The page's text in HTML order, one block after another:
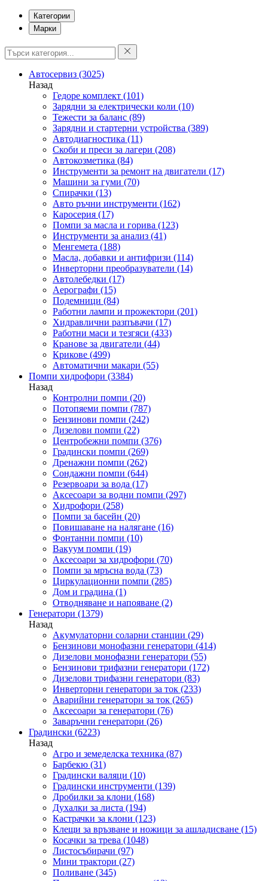
Категории
Марки
Автосервиз (3025)
Назад
Гедоре комплект (101)
Зарядни за електрически коли (10)
Тежести за баланс (89)
Зарядни и стартерни устройства (389)
Автодиагностика (11)
Скоби и преси за лагери (208)
Автокозметика (84)
Инструменти за ремонт на двигатели (17)
Машини за гуми (70)
Спирачки (13)
Авто ръчни инструменти (162)
Каросерия (17)
Помпи за масла и горива (123)
Инструменти за анализ (41)
Менгемета (188)
Масла, добавки и антифризи (114)
Инверторни преобразуватели (14)
Автолебедки (17)
Аерографи (15)
Подемници (84)
Работни лампи и прожектори (201)
Хидравлични разпъвачи (17)
Работни маси и тезгяси (433)
Кранове за двигатели (44)
Крикове (499)
Автоматични макари (55)
Помпи хидрофори (3384)
Назад
Контролни помпи (20)
Потопяеми помпи (787)
Бензинови помпи (242)
Дизелови помпи (22)
Центробежни помпи (376)
Градински помпи (269)
Дренажни помпи (262)
Сондажни помпи (644)
Резервоари за вода (17)
Аксесоари за водни помпи (297)
Хидрофори (258)
Помпи за басейн (20)
Повишаване на налягане (16)
Фонтанни помпи (10)
Вакуум помпи (19)
Аксесоари за хидрофори (70)
Помпи за мръсна вода (73)
Циркулационни помпи (285)
Дом и градина (1)
Отводняване и напояване (2)
Генератори (1379)
Назад
Акумулаторни соларни станции (29)
Бензинови монофазни генератори (414)
Дизелови монофазни генератори (55)
Бензинови трифазни генератори (172)
Дизелови трифазни генератори (83)
Инверторни генератори за ток (233)
Аварийни генератори за ток (265)
Аксесоари за генератори (76)
Заваръчни генератори (26)
Градински (6223)
Назад
Агро и земеделска техника (87)
Барбекю (31)
Градински валяци (10)
Градински инструменти (139)
Дробилки за клони (168)
Духалки за листа (194)
Кастрачки за клони (123)
Клещи за връзване и ножици за ашладисване (15)
Косачки за трева (1048)
Листосъбирачи (97)
Мини трактори (27)
Поливане (345)